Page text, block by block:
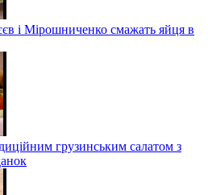
і Мірошниченко смажать яйця в
грузинським салатом з